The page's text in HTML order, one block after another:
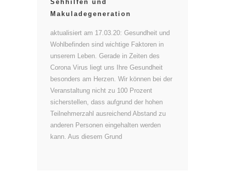
Sehhilfen und
Makuladegeneration
aktualisiert am 17.03.20: Gesundheit und
Wohlbefinden sind wichtige Faktoren in
unserem Leben. Gerade in Zeiten des
Corona Virus liegt uns Ihre Gesundheit
besonders am Herzen. Wir können bei der
Veranstaltung nicht zu 100 Prozent
sicherstellen, dass aufgrund der hohen
Teilnehmerzahl ausreichend Abstand zu
anderen Personen eingehalten werden
kann. Aus diesem Grund